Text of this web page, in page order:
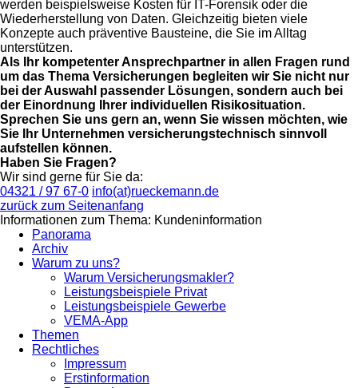
werden beispielsweise Kosten für IT-Forensik oder die
Wiederherstellung von Daten. Gleichzeitig bieten viele
Konzepte auch präventive Bausteine, die Sie im Alltag
unterstützen.
Als Ihr kompetenter Ansprechpartner in allen Fragen rund
um das Thema Versicherungen begleiten wir Sie nicht nur
bei der Auswahl passender Lösungen, sondern auch bei
der Einordnung Ihrer individuellen Risikosituation.
Sprechen Sie uns gern an, wenn Sie wissen möchten, wie
Sie Ihr Unternehmen versicherungstechnisch sinnvoll
aufstellen können.
Haben Sie Fragen?
Wir sind gerne für Sie da:
04321 / 97 67-0 info(at)rueckemann.de
zurück zum Seitenanfang
Informationen zum Thema: Kundeninformation
Panorama
Archiv
Warum zu uns?
Warum Versicherungsmakler?
Leistungsbeispiele Privat
Leistungsbeispiele Gewerbe
VEMA-App
Themen
Rechtliches
Impressum
Erstinformation